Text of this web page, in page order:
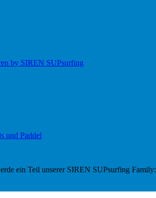
by SIREN SUPsurfing
und Paddel
ein Teil unserer SIREN SUPsurfing Family: